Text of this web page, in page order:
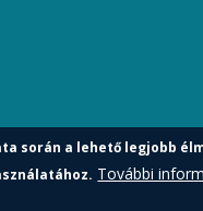
során a lehető legjobb
További